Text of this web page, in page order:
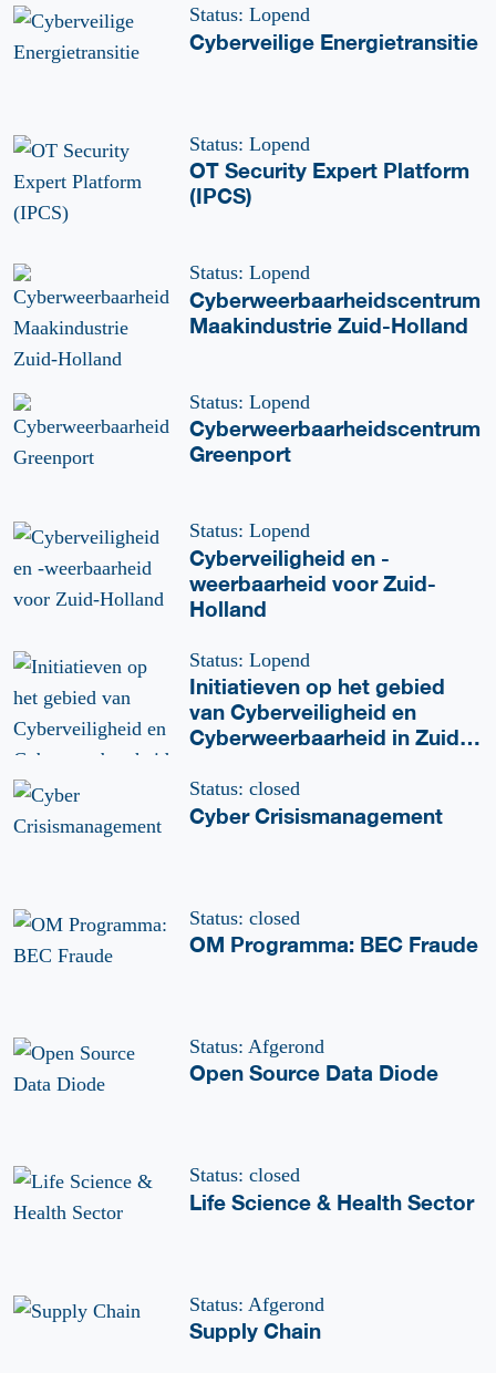
Status: Lopend
Cyberveilige Energietransitie
Status: Lopend
OT Security Expert Platform
(IPCS)
Status: Lopend
Cyberweerbaarheidscentrum
Maakindustrie Zuid-Holland
Status: Lopend
Cyberweerbaarheidscentrum
Greenport
Status: Lopend
Cyberveiligheid en -
weerbaarheid voor Zuid-
Holland
Status: Lopend
Initiatieven op het gebied
van Cyberveiligheid en
Cyberweerbaarheid in Zuid-
Status: closed
Cyber Crisismanagement
Status: closed
OM Programma: BEC Fraude
Status: Afgerond
Open Source Data Diode
Status: closed
Life Science & Health Sector
Status: Afgerond
Supply Chain